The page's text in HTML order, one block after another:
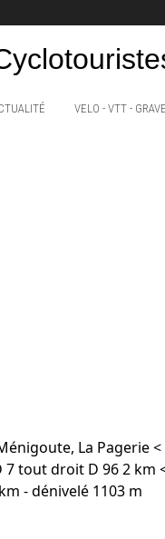
VELO - VTT -
La
tout droit D 96 2
- dénivelé 1103 m